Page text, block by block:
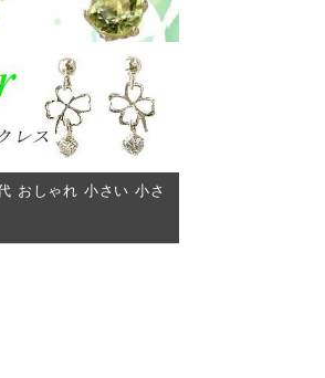
おしゃれ 小さい 小さ